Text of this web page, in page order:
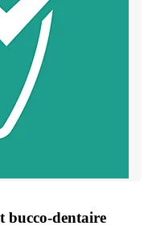
bucco-dentaire